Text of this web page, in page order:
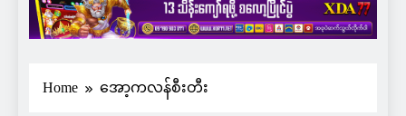
Home အော့ကလန်စီးတီး